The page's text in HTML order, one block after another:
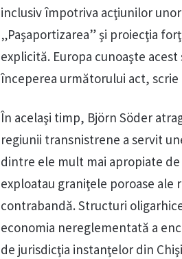
inclusiv împotriva acţiunilor
„Paşaportizarea” şi proiecţia
explicită. Europa cunoaşte
începerea următorului act,
În acelaşi timp, Björn Söder
regiunii transnistrene a servit
dintre ele mult mai apropiate de
exploatau graniţele poroase
contrabandă. Structuri
economia nereglementată a
de jurisdicţia instanţelor din